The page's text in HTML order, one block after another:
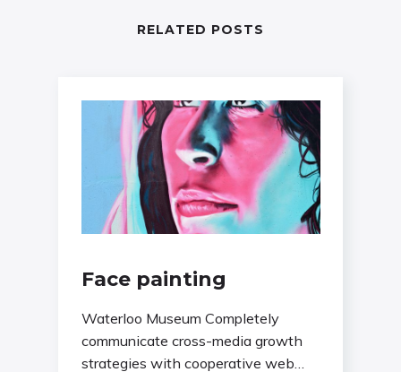
RELATED POSTS
Face painting
Waterloo Museum Completely
communicate cross-media growth
strategies with cooperative web